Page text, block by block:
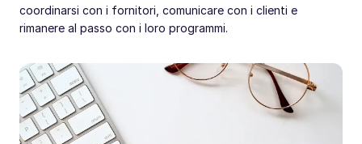
coordinarsi con i fornitori, comunicare con i clienti e
rimanere al passo con i loro programmi.